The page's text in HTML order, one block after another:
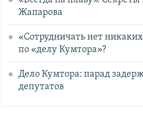
Жапарова
«Сотрудничать нет
по «делу Кумтора»?
Дело Кумтора: парад
депутатов